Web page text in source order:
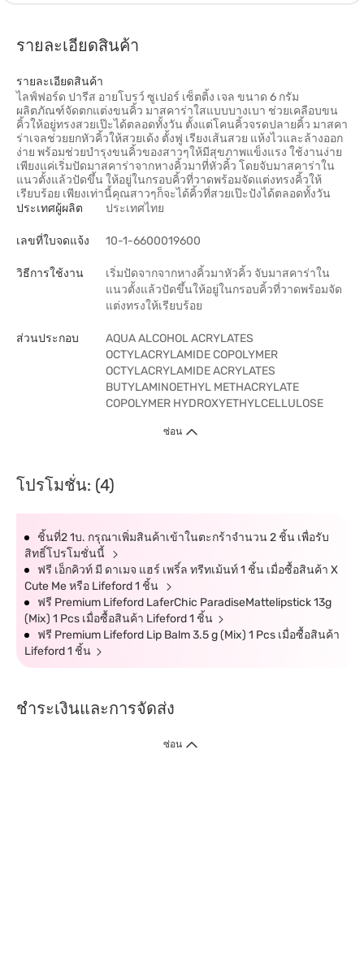
รายละเอียดสินค้า
รายละเอียดสินค้า
ไลฟ์ฟอร์ด ปารีส อายโบรว์ ซูเปอร์ เซ็ตติ้ง เจล ขนาด 6 กรัม
ผลิตภัณฑ์จัดตกแต่งขนคิ้ว มาสคาร่าใสแบบบางเบา ช่วยเคลือบขน
คิ้วให้อยู่ทรงสวยเป๊ะได้ตลอดทั้งวัน ตั้งแต่โคนคิ้วจรดปลายคิ้ว มาสคา
ร่าเจลช่วยยกหัวคิ้วให้สวยเด้ง ตั้งฟู เรียงเส้นสวย แห้งไวและล้างออก
ง่าย พร้อมช่วยบำรุงขนคิ้วของสาวๆให้มีสุขภาพแข็งแรง ใช้งานง่าย
เพียงแค่เริ่มปัดมาสคาร่าจากหางคิ้วมาที่หัวคิ้ว โดยจับมาสคาร่าใน
แนวตั้งแล้วปัดขึ้น ให้อยู่ในกรอบคิ้วที่วาดพร้อมจัดแต่งทรงคิ้วให้
เรียบร้อย เพียงเท่านี้คุณสาวๆก็จะได้คิ้วที่สวยเป๊ะปังได้ตลอดทั้งวัน
ประเทศผู้ผลิต
ประเทศไทย
เลขที่ใบจดแจ้ง 10-1-6600019600
วิธีการใช้งาน
เริ่มปัดจากจากหางคิ้วมาหัวคิ้ว จับมาสคาร่าใน
แนวตั้งแล้วปัดขึ้นให้อยู่ในกรอบคิ้วที่วาดพร้อมจัด
แต่งทรงให้เรียบร้อย
ส่วนประกอบ
AQUA ALCOHOL ACRYLATES
OCTYLACRYLAMIDE COPOLYMER
OCTYLACRYLAMIDE ACRYLATES
BUTYLAMINOETHYL METHACRYLATE
COPOLYMER HYDROXYETHYLCELLULOSE
ซ่อน
โปรโมชั่น: (4)
ชิ้นที่2 1บ. กรุณาเพิ่มสินค้าเข้าในตะกร้าจำนวน 2 ชิ้น เพื่อรับ
สิทธิ์โปรโมชั่นนี้
ฟรี เอ็กคิวท์ มี ดาเมจ แฮร์ เพริ์ล ทรีทเม้นท์ 1 ชิ้น เมื่อซื้อสินค้า X
Cute Me หรือ Lifeford 1 ชิ้น
ฟรี Premium Lifeford LaferChic ParadiseMattelipstick 13g
(Mix) 1 Pcs เมื่อซื้อสินค้า Lifeford 1 ชิ้น
ฟรี Premium Lifeford Lip Balm 3.5 g (Mix) 1 Pcs เมื่อซื้อสินค้า
Lifeford 1 ชิ้น
ชำระเงินและการจัดส่ง
ซ่อน